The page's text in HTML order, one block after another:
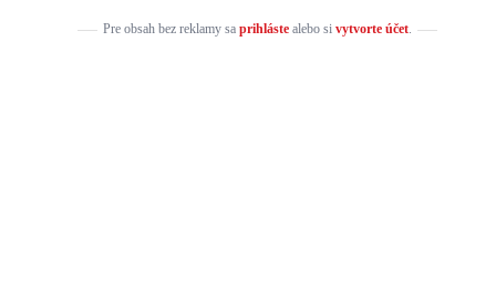
Pre obsah bez reklamy sa prihlástealebo si vytvorte účet.